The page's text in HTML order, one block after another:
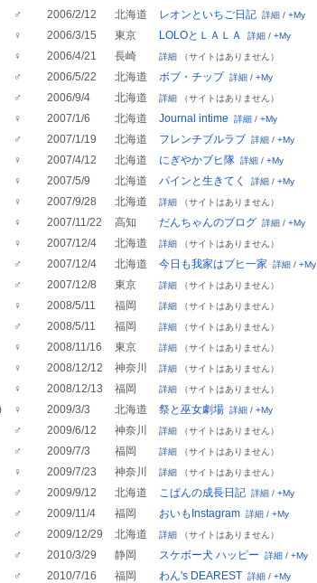
♂ 2006/2/12 北海道 レオンといちご日記 詳細 / +My
♀ 2006/3/15 東京 LOLOとＬＡＬＡ 詳細 / +My
♀ 2006/4/21 長崎 詳細 （サイトはありません）
♂ 2006/5/22 北海道 ボブ・チップ 詳細 / +My
♂ 2006/9/4 北海道 詳細 （サイトはありません）
♀ 2007/1/6 北海道 Journal intime 詳細 / +My
♂ 2007/1/19 北海道 フレンチブルラブ 詳細 / +My
♀ 2007/4/12 北海道 にぎやかブヒ隊 詳細 / +My
♀ 2007/5/9 北海道 パインと生きてく 詳細 / +My
♀ 2007/9/28 北海道 詳細 （サイトはありません）
♀ 2007/11/22 高知 だんちゃんのブログ 詳細 / +My
♀ 2007/12/4 北海道 詳細 （サイトはありません）
♂ 2007/12/4 北海道 今日も我家はブヒ一家 詳細 / +My
♂ 2007/12/8 東京 詳細 （サイトはありません）
♀ 2008/5/11 福岡 詳細 （サイトはありません）
♂ 2008/5/11 福岡 詳細 （サイトはありません）
♀ 2008/11/16 東京 詳細 （サイトはありません）
♀ 2008/12/12 神奈川 詳細 （サイトはありません）
♀ 2008/12/13 福岡 詳細 （サイトはありません）
♀ 2009/3/3 北海道 祭と巫女劇場 詳細 / +My
♂ 2009/6/12 神奈川 詳細 （サイトはありません）
♂ 2009/7/3 福岡 詳細 （サイトはありません）
♀ 2009/7/23 神奈川 詳細 （サイトはありません）
♂ 2009/9/12 北海道 こぱんの成長日記 詳細 / +My
♂ 2009/11/4 福岡 おいもInstagram 詳細 / +My
♂ 2009/12/29 北海道 詳細 （サイトはありません）
♂ 2010/3/29 静岡 スケボー犬 ハッピー 詳細 / +My
♂ 2010/7/16 福岡 わん's DEAREST 詳細 / +My